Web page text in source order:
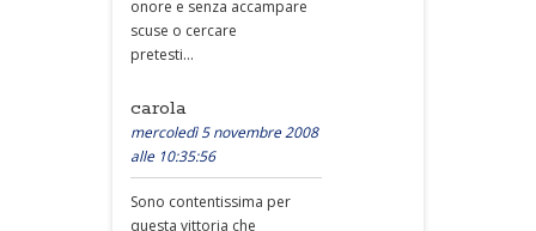
onore e senza accampare
scuse o cercare
pretesti...
carola
mercoledì 5 novembre 2008
alle 10:35:56
Sono contentissima per
questa vittoria che